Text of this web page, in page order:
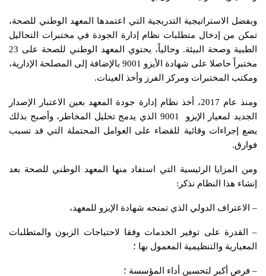
وبفضل الاستراتيجية التدريجية التي اعتمدها المعهد الوطني للصحة،
تمكن من إدخال متطلبات نظام إدارة الجودة في مختبرات التحاليل
الطبية وصحة البيئة. وحالياً، يحتوي المعهد الوطني للصحة على 23
مختبراً حاصلا على شهادة الأيزو 9001 بالإضافة إلى المصلحة الإدارية،
ومكتب المختبرات ومركز الفرز وأخذ العينات.
ومنذ عام 2017، أخذ نظام إدارة جودة المعهد بعين الاعتبار الإصدار
الجديد لمعيار الإيزو 9001 الذي يدمج تحليل المخاطر، وأصبح بذلك
يضع إجراءات وقائية للقضاء على العوامل المحتملة التي قد تسبب
فوارق.
ومن المزايا الرئيسية التي استفاد منها المعهد الوطني للصحة بعد
إنشاء هذا النظام نذكر:
– الاعتراف الدولي الذي تمنحه شهادة الإيزو للمعهد،
– القدرة على توفير الخدمات وفقا لاحتياجات الزبون والمتطلبات
المعيارية والتنظيمية المعمول بها ؛
– فرص أكبر لتحسين أداء المؤسسة ؛